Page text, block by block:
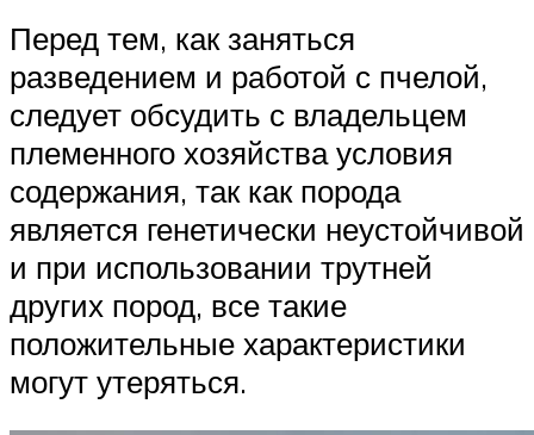
Перед тем, как заняться
разведением и работой с пчелой,
следует обсудить с владельцем
племенного хозяйства условия
содержания, так как порода
является генетически неустойчивой
и при использовании трутней
других пород, все такие
положительные характеристики
могут утеряться.